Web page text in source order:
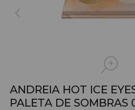
ANDREIA HOT ICE
PALETA DE SOMBRAS